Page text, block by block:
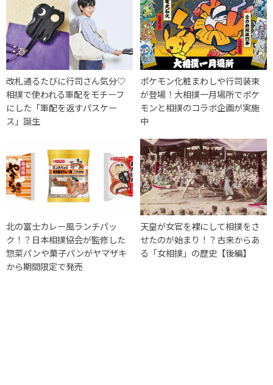
改札通るたびに行司さん気分♡
相撲で使われる軍配をモチーフ
にした「軍配を返すパスケー
ス」誕生
ポケモン化粧まわしや行司装束
が登場！大相撲一月場所でポケ
モンと相撲のコラボ企画が実施
中
北の富士カレー風ランチパッ
ク！？日本相撲協会が監修した
惣菜パンや菓子パンがヤマザキ
から期間限定で発売
天皇が女官を裸にして相撲をさ
せたのが始まり！？古来からあ
る「女相撲」の歴史【後編】